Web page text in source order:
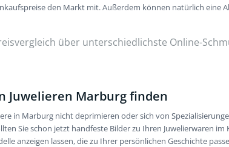
den Markt mit. Außerdem können natürlich eine
über unterschiedlichste Online-
Juwelieren Marburg finden
in Marburg nicht deprimieren oder sich von
Sie schon jetzt handfeste Bilder zu Ihren Juwelierwaren
anzeigen lassen, die zu Ihrer persönlichen Geschichte